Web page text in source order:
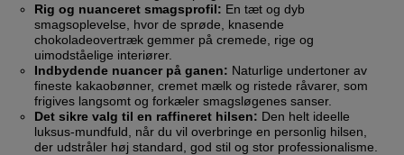
Rig og nuanceret smagsprofil: En tæt og dyb
smagsoplevelse, hvor de sprøde, knasende
chokoladeovertræk gemmer på cremede, rige og
uimodståelige interiører.
Indbydende nuancer på ganen: Naturlige undertoner av
fineste kakaobønner, cremet mælk og ristede råvarer, som
frigives langsomt og forkæler smagsløgenes sanser.
Det sikre valg til en raffineret hilsen: Den helt ideelle
luksus-mundfuld, når du vil overbringe en personlig hilsen,
der udstråler høj standard, god stil og stor professionalisme.